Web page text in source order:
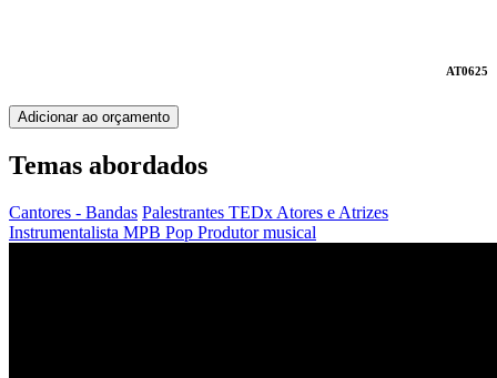
AT0625
Adicionar ao orçamento
Temas abordados
Cantores - Bandas Palestrantes TEDx Atores e Atrizes
Instrumentalista MPB Pop Produtor musical